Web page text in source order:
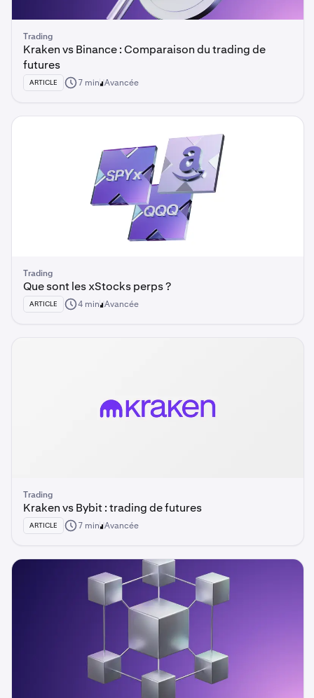
Trading
Kraken vs Binance : Comparaison du trading de
futures
ARTICLE 7 min Avancée
Trading
Que sont les xStocks perps ?
ARTICLE 4 min Avancée
Trading
Kraken vs Bybit : trading de futures
ARTICLE 7 min Avancée